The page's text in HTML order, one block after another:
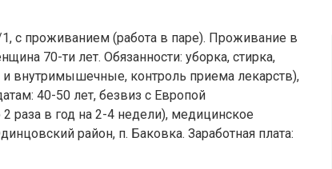
с проживанием (работа в паре). Проживание в
70-ти лет. Обязанности: уборка, стирка,
внутримышечные, контроль приема лекарств),
40-50 лет, безвиз с Европой
раза в год на 2-4 недели), медицинское
район, п. Баковка. Заработная плата: